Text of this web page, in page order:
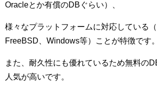
Oracleとか有償のDBぐらい）、
様々なプラットフォームに対応している（
FreeBSD、Windows等）ことが特徴です。
また、耐久性にも優れているため無料の
人気が高いです。